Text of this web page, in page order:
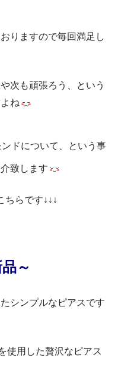
りますので毎回満足し
次も頑張ろう、という
ね
ドについて、という事
致します
ちらです↓↓↓
～
シンプルなピアスです
使用した贅沢なピアス